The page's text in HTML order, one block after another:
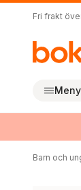
Fri frakt
Meny
Barn och